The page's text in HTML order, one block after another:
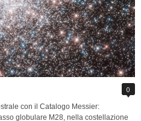
0
con il Catalogo Messier:
globulare M28, nella costellazione